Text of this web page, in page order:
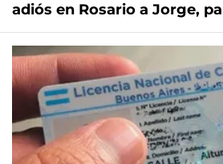
adiós en Rosario a Jorge,